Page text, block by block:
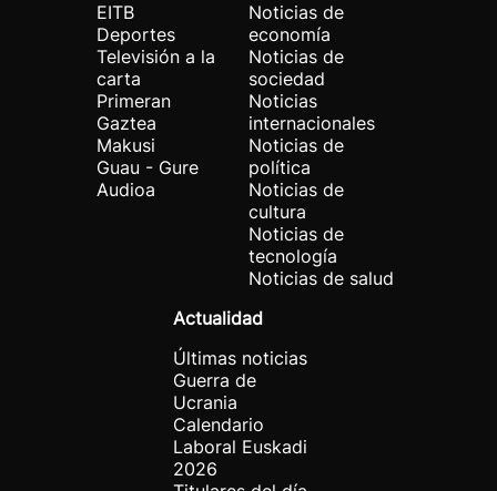
EITB
Deportes
Televisión a la
carta
Primeran
Gaztea
Makusi
Guau - Gure
Audioa
Noticias de
economía
Noticias de
sociedad
Noticias
internacionales
Noticias de
política
Noticias de
cultura
Noticias de
tecnología
Noticias de salud
Actualidad
Últimas noticias
Guerra de
Ucrania
Calendario
Laboral Euskadi
2026